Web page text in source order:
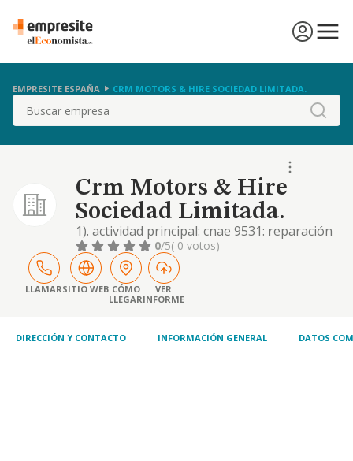
EMPRESITE ESPAÑA CRM MOTORS & HIRE SOCIEDAD LIMITADA.
Buscar
Crm Motors & Hire
Sociedad Limitada.
1). actividad principal: cnae 9531: reparación
y mantenimiento de vehículos de motor. 2).
compra, venta, distribución y
comercialización de toda clase de vehículos,
repuestos, accesorios, neumáticos y
cualquier tipo de artículos que tengan
esto incluye, p
0/5( 0 votos)
LLAMARSITIO WEB CÓMO
LLEGAR
VER
INFORME
DIRECCIÓN Y CONTACTO INFORMACIÓN GENERAL DATOS